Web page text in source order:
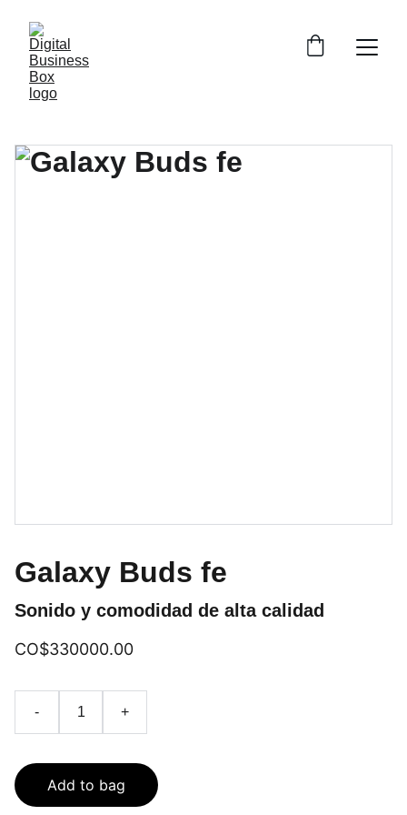
Galaxy Buds fe
Sonido y comodidad de alta calidad
CO$330000.00
- +
Add to bag